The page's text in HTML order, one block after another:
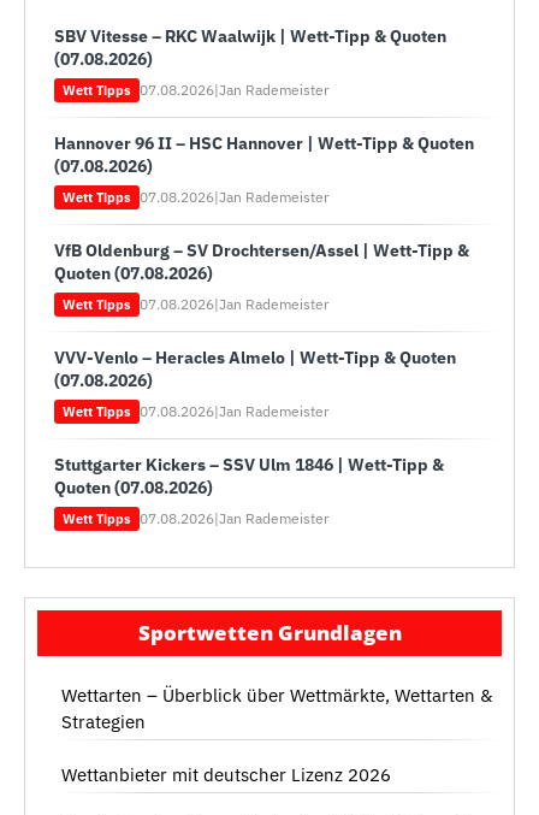
SBV Vitesse – RKC Waalwijk | Wett-Tipp & Quoten
(07.08.2026)
Wett Tipps 07.08.2026|Jan Rademeister
Hannover 96 II – HSC Hannover | Wett-Tipp & Quoten
(07.08.2026)
Wett Tipps 07.08.2026|Jan Rademeister
VfB Oldenburg – SV Drochtersen/Assel | Wett-Tipp &
Quoten (07.08.2026)
Wett Tipps 07.08.2026|Jan Rademeister
VVV-Venlo – Heracles Almelo | Wett-Tipp & Quoten
(07.08.2026)
Wett Tipps 07.08.2026|Jan Rademeister
Stuttgarter Kickers – SSV Ulm 1846 | Wett-Tipp &
Quoten (07.08.2026)
Wett Tipps 07.08.2026|Jan Rademeister
Sportwetten Grundlagen
Wettarten – Überblick über Wettmärkte, Wettarten &
Strategien
Wettanbieter mit deutscher Lizenz 2026